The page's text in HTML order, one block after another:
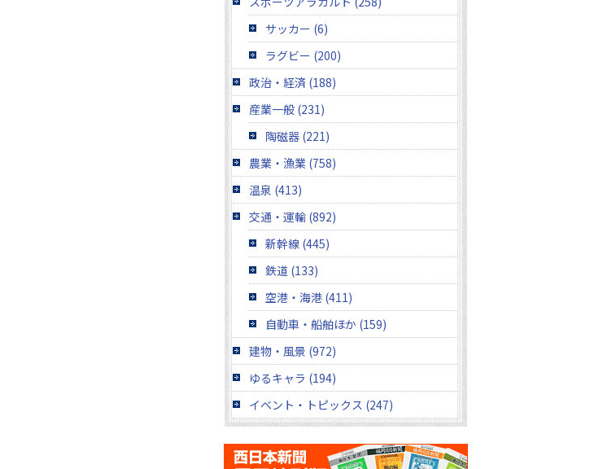
サッカー (6)
ラグビー (200)
政治・経済 (188)
産業一般 (231)
陶磁器 (221)
農業・漁業 (758)
温泉 (413)
交通・運輸 (892)
新幹線 (445)
鉄道 (133)
空港・海港 (411)
自動車・船舶ほか (159)
建物・風景 (972)
ゆるキャラ (194)
イベント・トピックス (247)